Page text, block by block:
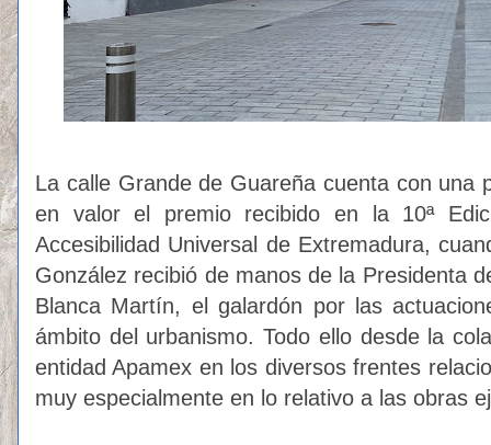
La calle Grande de Guareña cuenta con una
en valor el premio recibido en la 10ª
Accesibilidad Universal de Extremadura,
González recibió de manos de la Presidenta
Blanca Martín, el galardón por las
ámbito del urbanismo. Todo ello desde la
entidad Apamex en los diversos frentes
muy especialmente en lo relativo a las obras